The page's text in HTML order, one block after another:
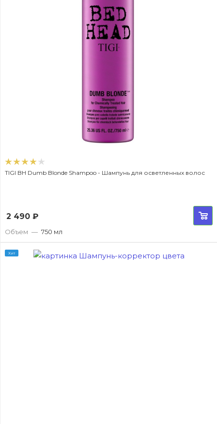
TIGI BH Dumb Blonde Shampoo - Шампунь для осветленных волос
2 490 ₽
Объем — 750 мл
Хит